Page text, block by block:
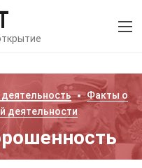
Факты о
деятельности